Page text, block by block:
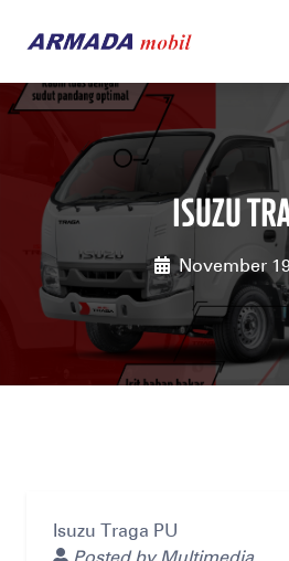
ISUZU
November
Isuzu Traga PU